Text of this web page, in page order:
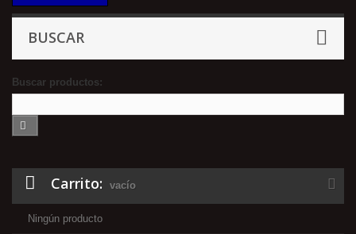
BUSCAR
Buscar productos:
Carrito: vacío
Ningún producto